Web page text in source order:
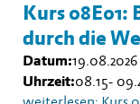
Kurs
durch die
Datum:19.08.2026
Uhrzeit:08.15-